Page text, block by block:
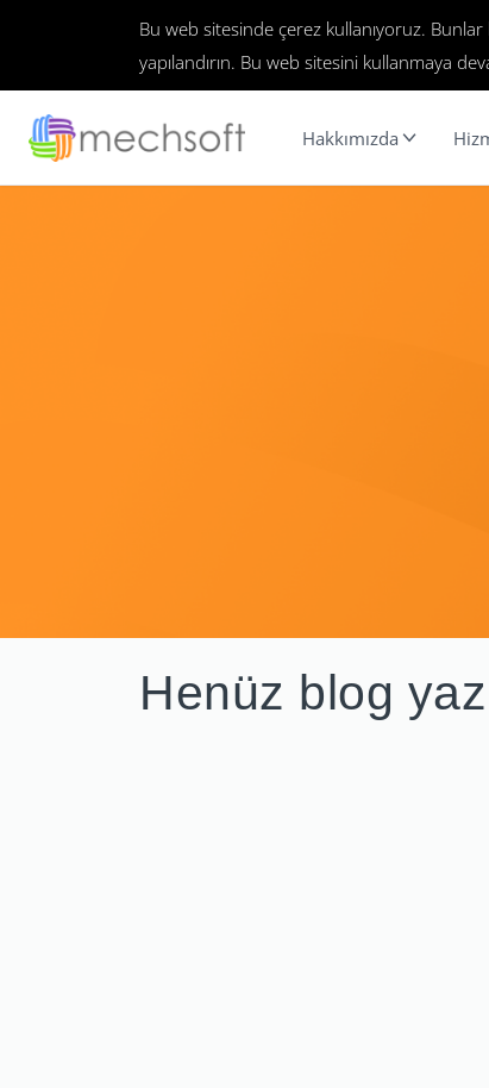
Bu web sitesinde çerez kullanıyoruz. Bunlar
yapılandırın. Bu web sitesini kullanmaya
Hakkımızda
Henüz blog